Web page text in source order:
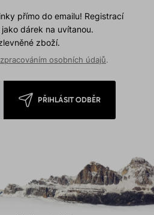
přímo do emailu! Registrací
dárek na uvítanou.
zboží.
zpracováním osobních údajů.
PŘIHLÁSIT ODBĚR